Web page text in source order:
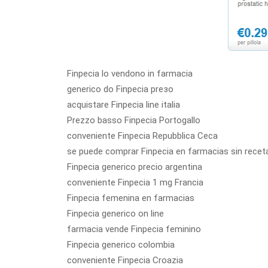
Finpecia lo vendono in farmacia
generico do Finpecia preзo
acquistare Finpecia line italia
Prezzo basso Finpecia Portogallo
conveniente Finpecia Repubblica Ceca
se puede comprar Finpecia en farmacias sin
Finpecia generico precio argentina
conveniente Finpecia 1 mg Francia
Finpecia femenina en farmacias
Finpecia generico on line
farmacia vende Finpecia feminino
Finpecia generico colombia
conveniente Finpecia Croazia